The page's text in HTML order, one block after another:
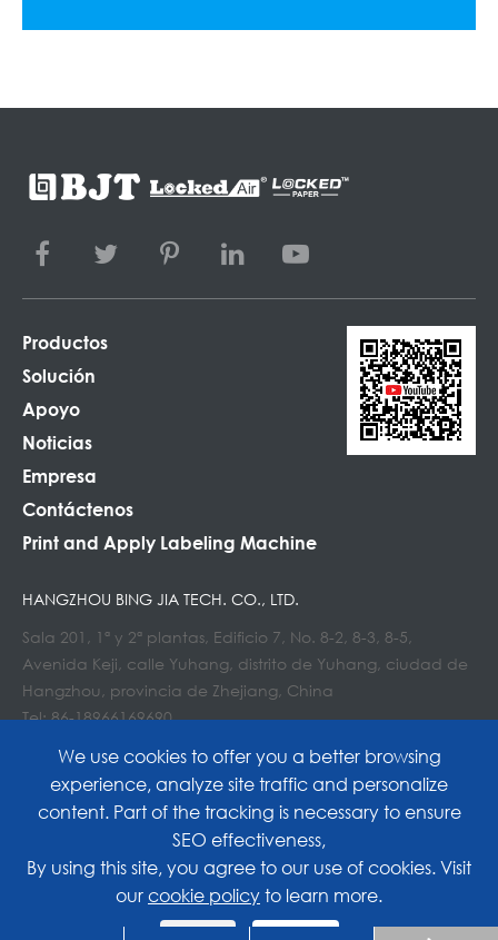
Productos
Solución
Apoyo
Noticias
Empresa
Contáctenos
Print and Apply Labeling Machine
HANGZHOU BING JIA TECH. CO., LTD.
Sala 201, 1ª y 2ª plantas, Edificio 7, No. 8-2, 8-3, 8-5,
Avenida Keji, calle Yuhang, distrito de Yuhang, ciudad de
Hangzhou, provincia de Zhejiang, China
Tel: 86-18966169690
Hangzhou Bing Jia Tech. Co., Ltd.
Rights Reserved.
We use cookies to offer you a better browsing
experience, analyze site traffic and personalize
content. Part of the tracking is necessary to ensure
SEO effectiveness,
By using this site, you agree to our use of cookies. Visit
ourcookie policyto learn more.